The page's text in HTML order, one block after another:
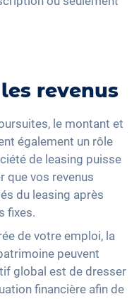
revenus
le montant et
également un rôle
de leasing puisse
que vos revenus
du leasing après
fixes.
de votre emploi, la
peuvent
global est de dresser
financière afin de